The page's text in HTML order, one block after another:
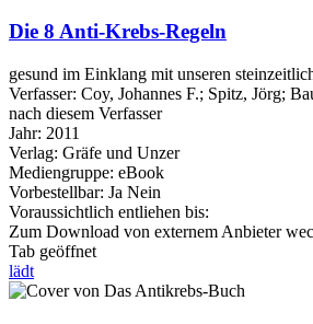
Die 8 Anti-Krebs-Regeln
gesund im Einklang mit unseren
Verfasser: Coy, Johannes F.; Spitz, Jörg;
nach diesem Verfasser
Jahr: 2011
Verlag: Gräfe und Unzer
Mediengruppe: eBook
Vorbestellbar: Ja Nein
Voraussichtlich entliehen bis:
Zum Download von externem Anbieter
Tab geöffnet
lädt